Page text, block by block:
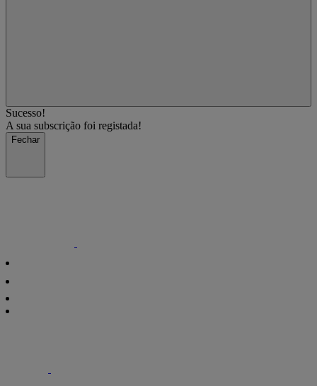
Sucesso!
A sua subscrição foi registada!
Fechar